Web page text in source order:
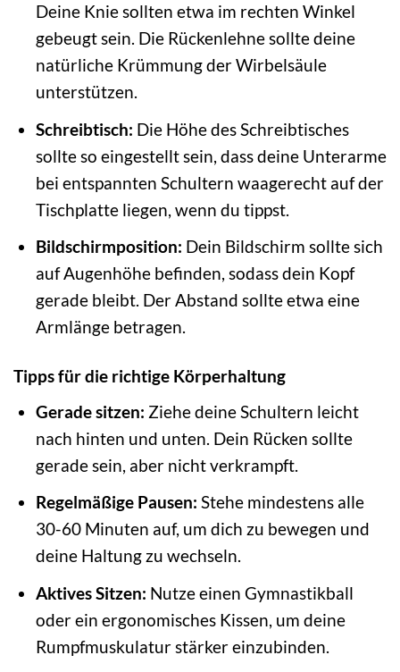
Deine Knie sollten etwa im rechten Winkel
gebeugt sein. Die Rückenlehne sollte deine
natürliche Krümmung der Wirbelsäule
unterstützen.
Schreibtisch: Die Höhe des Schreibtisches
sollte so eingestellt sein, dass deine Unterarme
bei entspannten Schultern waagerecht auf der
Tischplatte liegen, wenn du tippst.
Bildschirmposition: Dein Bildschirm sollte sich
auf Augenhöhe befinden, sodass dein Kopf
gerade bleibt. Der Abstand sollte etwa eine
Armlänge betragen.
Tipps für die richtige Körperhaltung
Gerade sitzen: Ziehe deine Schultern leicht
nach hinten und unten. Dein Rücken sollte
gerade sein, aber nicht verkrampft.
Regelmäßige Pausen: Stehe mindestens alle
30-60 Minuten auf, um dich zu bewegen und
deine Haltung zu wechseln.
Aktives Sitzen: Nutze einen Gymnastikball
oder ein ergonomisches Kissen, um deine
Rumpfmuskulatur stärker einzubinden.